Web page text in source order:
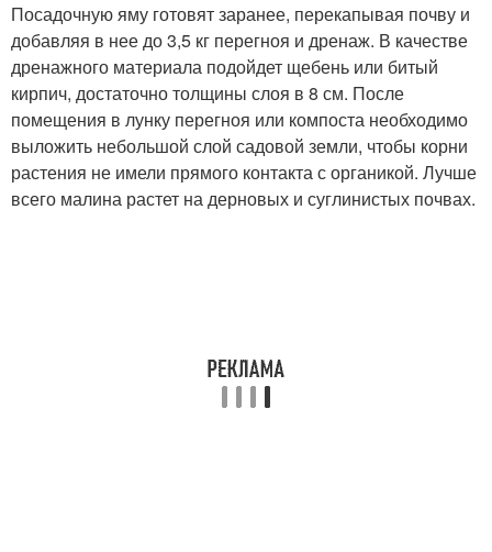
Посадочную яму готовят заранее, перекапывая почву и
добавляя в нее до 3,5 кг перегноя и дренаж. В качестве
дренажного материала подойдет щебень или битый
кирпич, достаточно толщины слоя в 8 см. После
помещения в лунку перегноя или компоста необходимо
выложить небольшой слой садовой земли, чтобы корни
растения не имели прямого контакта с органикой. Лучше
всего малина растет на дерновых и суглинистых почвах.